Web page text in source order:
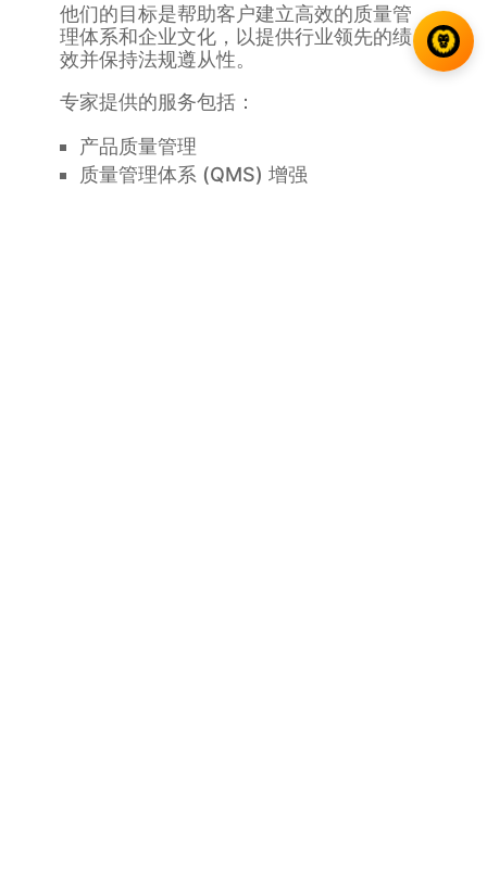
他们的目标是帮助客户建立高效的质量管
理体系和企业文化，以提供行业领先的绩
效并保持法规遵从性。
专家提供的服务包括：
产品质量管理
质量管理体系 (QMS) 增强